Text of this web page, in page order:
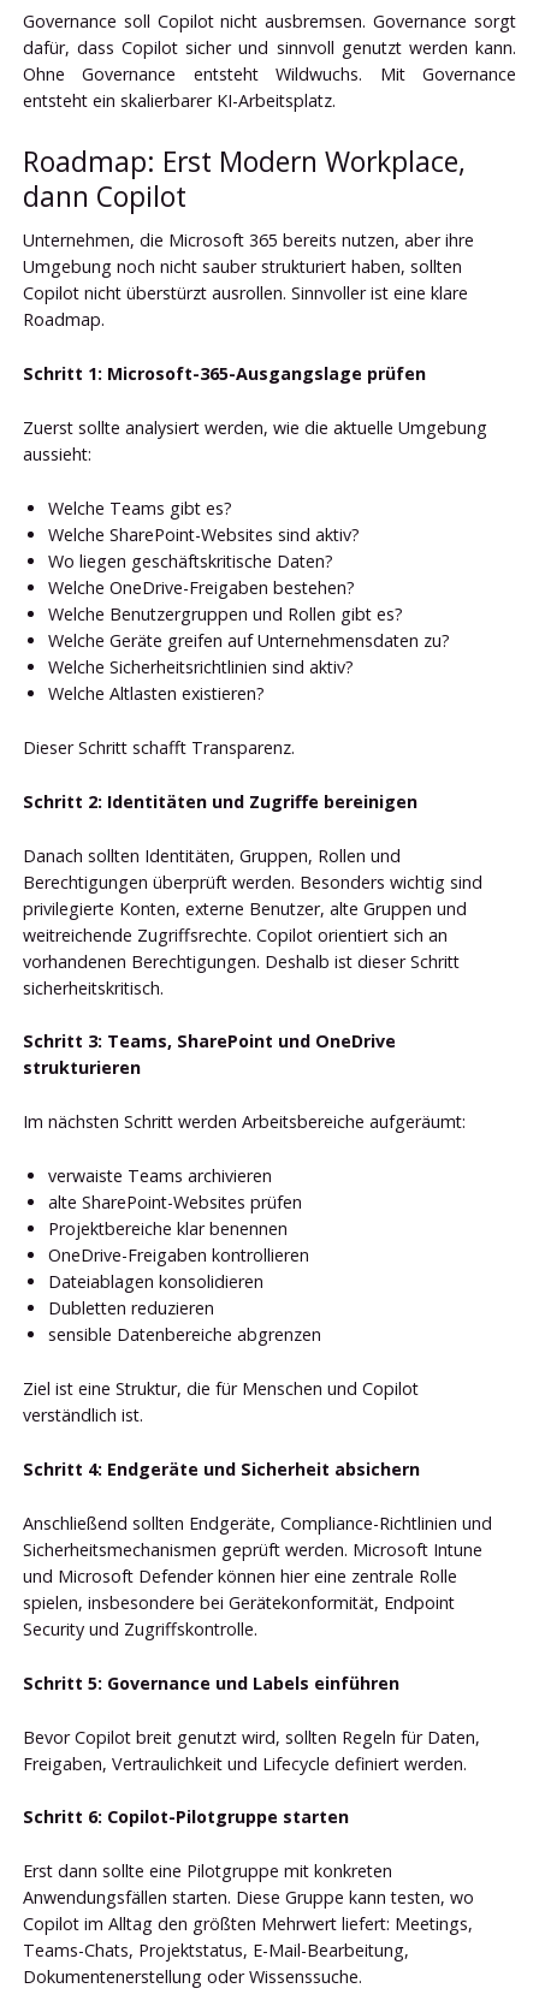
Governance soll Copilot nicht ausbremsen. Governance sorgt
dafür, dass Copilot sicher und sinnvoll genutzt werden kann.
Ohne Governance entsteht Wildwuchs. Mit Governance
entsteht ein skalierbarer KI-Arbeitsplatz.
Roadmap: Erst Modern Workplace,
dann Copilot
Unternehmen, die Microsoft 365 bereits nutzen, aber ihre
Umgebung noch nicht sauber strukturiert haben, sollten
Copilot nicht überstürzt ausrollen. Sinnvoller ist eine klare
Roadmap.
Schritt 1: Microsoft-365-Ausgangslage prüfen
Zuerst sollte analysiert werden, wie die aktuelle Umgebung
aussieht:
Welche Teams gibt es?
Welche SharePoint-Websites sind aktiv?
Wo liegen geschäftskritische Daten?
Welche OneDrive-Freigaben bestehen?
Welche Benutzergruppen und Rollen gibt es?
Welche Geräte greifen auf Unternehmensdaten zu?
Welche Sicherheitsrichtlinien sind aktiv?
Welche Altlasten existieren?
Dieser Schritt schafft Transparenz.
Schritt 2: Identitäten und Zugriffe bereinigen
Danach sollten Identitäten, Gruppen, Rollen und
Berechtigungen überprüft werden. Besonders wichtig sind
privilegierte Konten, externe Benutzer, alte Gruppen und
weitreichende Zugriffsrechte. Copilot orientiert sich an
vorhandenen Berechtigungen. Deshalb ist dieser Schritt
sicherheitskritisch.
Schritt 3: Teams, SharePoint und OneDrive
strukturieren
Im nächsten Schritt werden Arbeitsbereiche aufgeräumt:
verwaiste Teams archivieren
alte SharePoint-Websites prüfen
Projektbereiche klar benennen
OneDrive-Freigaben kontrollieren
Dateiablagen konsolidieren
Dubletten reduzieren
sensible Datenbereiche abgrenzen
Ziel ist eine Struktur, die für Menschen und Copilot
verständlich ist.
Schritt 4: Endgeräte und Sicherheit absichern
Anschließend sollten Endgeräte, Compliance-Richtlinien und
Sicherheitsmechanismen geprüft werden. Microsoft Intune
und Microsoft Defender können hier eine zentrale Rolle
spielen, insbesondere bei Gerätekonformität, Endpoint
Security und Zugriffskontrolle.
Schritt 5: Governance und Labels einführen
Bevor Copilot breit genutzt wird, sollten Regeln für Daten,
Freigaben, Vertraulichkeit und Lifecycle definiert werden.
Schritt 6: Copilot-Pilotgruppe starten
Erst dann sollte eine Pilotgruppe mit konkreten
Anwendungsfällen starten. Diese Gruppe kann testen, wo
Copilot im Alltag den größten Mehrwert liefert: Meetings,
Teams-Chats, Projektstatus, E-Mail-Bearbeitung,
Dokumentenerstellung oder Wissenssuche.